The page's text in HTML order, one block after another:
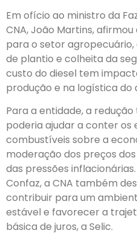
Em ofício ao ministro da
CNA, João Martins,
para o setor
de plantio e colheita da
custo do diesel tem
produção e na logística do
Para a entidade, a
poderia ajudar a conter os
combustíveis sobre a
moderação dos preços
das pressões
Confaz, a CNA também
contribuir para um
estável e favorecer a
básica de juros, a Selic.